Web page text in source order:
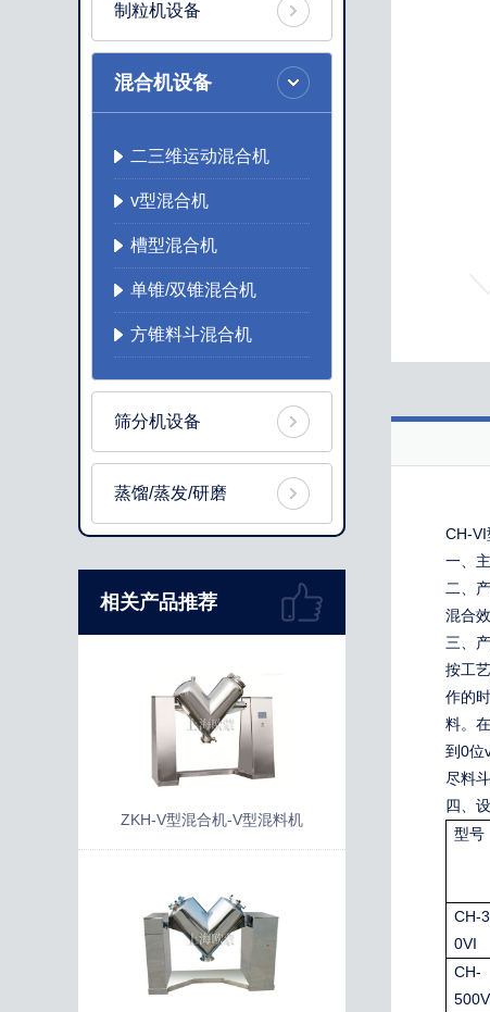
制粒机设备
混合机设备
二三维运动混合机
v型混合机
槽型混合机
单锥/双锥混合机
方锥料斗混合机
筛分机设备
蒸馏/蒸发/研磨
相关产品推荐
ZKH-V型混合机-V型混料机
CH-VI
一、
二、
混合
三、
按工
作的
料。
到 0位
尽料
四、
型号
CH-
0VI
CH-